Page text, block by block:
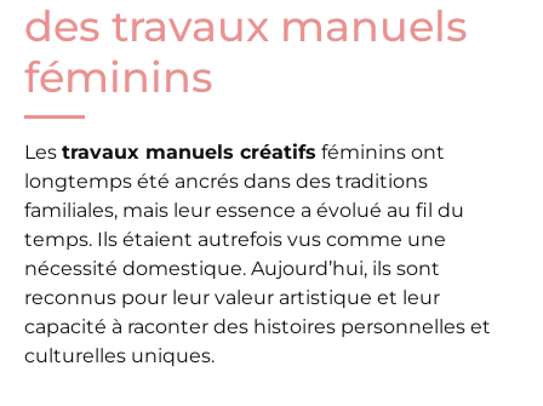
des travaux manuels
féminins
Les travaux manuels créatifs féminins ont
longtemps été ancrés dans des traditions
familiales, mais leur essence a évolué au fil du
temps. Ils étaient autrefois vus comme une
nécessité domestique. Aujourd’hui, ils sont
reconnus pour leur valeur artistique et leur
capacité à raconter des histoires personnelles et
culturelles uniques.